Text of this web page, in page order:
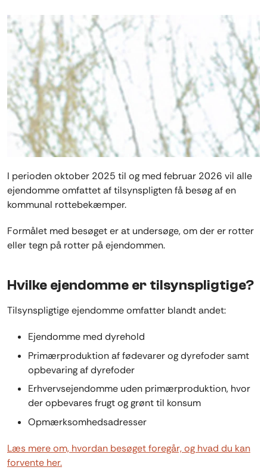
I perioden oktober 2025 til og med februar 2026 vil alle
ejendomme omfattet af tilsynspligten få besøg af en
kommunal rottebekæmper.
Formålet med besøget er at undersøge, om der er rotter
eller tegn på rotter på ejendommen.
Hvilke ejendomme er tilsynspligtige?
Tilsynspligtige ejendomme omfatter blandt andet:
Ejendomme med dyrehold
Primærproduktion af fødevarer og dyrefoder samt
opbevaring af dyrefoder
Erhvervsejendomme uden primærproduktion, hvor
der opbevares frugt og grønt til konsum
Opmærksomhedsadresser
Læs mere om, hvordan besøget foregår, og hvad du kan
forvente her.